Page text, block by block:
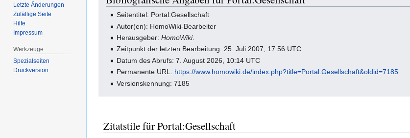
springen
springen
Seitentitel: Portal:Gesellschaft
Autor(en): HomoWiki-Bearbeiter
Herausgeber:HomoWiki.
Zeitpunkt der letzten Bearbeitung: 25. Juli 2007, 17:56 UTC
Datum des Abrufs: 7. August 2026, 10:14 UTC
Permanente URL: https://www.homowiki.de/index.php?title=Portal:Gesellschaft&oldid=7185
Versionskennung: 7185
Zitatstile für Portal:Gesellschaft
Letzte Änderungen
Zufällige Seite
Hilfe
Impressum
Werkzeuge
Spezialseiten
Druckversion